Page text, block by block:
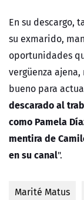
En su descargo,
su exmarido,
oportunidades
vergüenza
bueno para
descarado al
como Pamela
mentira de
en su canal".
Marité Matus